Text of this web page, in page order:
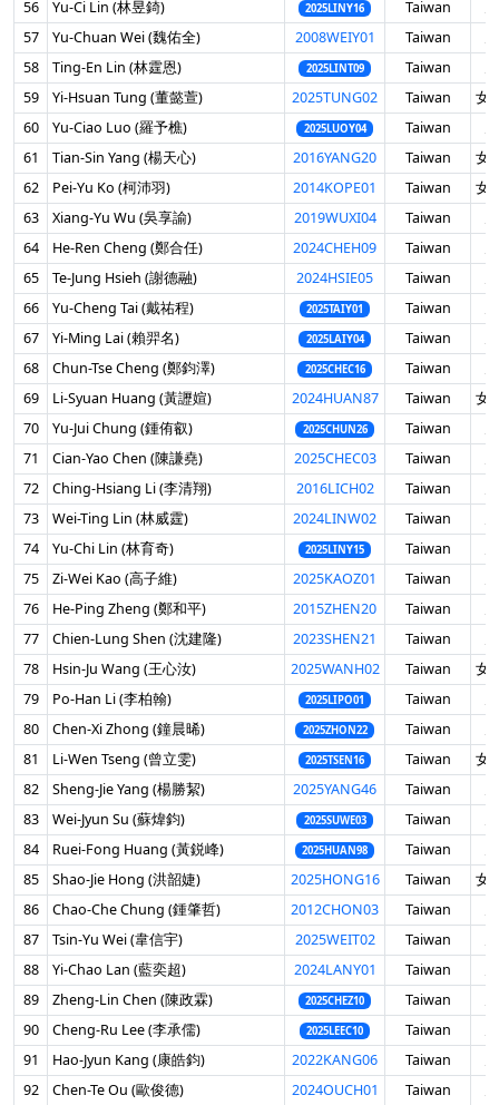
56
Yu-Ci Lin (林昱錡) 2025LINY16 Taiwan
57
Yu-Chuan Wei (魏佑全) 2008WEIY01 Taiwan
58
Ting-En Lin (林霆恩) 2025LINT09 Taiwan
59
Yi-Hsuan Tung (董懿萱) 2025TUNG02 Taiwan
女
60
Yu-Ciao Luo (羅予樵) 2025LUOY04 Taiwan
61
Tian-Sin Yang (楊天心) 2016YANG20 Taiwan
女
62
Pei-Yu Ko (柯沛羽) 2014KOPE01 Taiwan
女
63
Xiang-Yu Wu (吳享諭) 2019WUXI04 Taiwan
64
He-Ren Cheng (鄭合任) 2024CHEH09 Taiwan
65
Te-Jung Hsieh (謝德融) 2024HSIE05 Taiwan
66
Yu-Cheng Tai (戴祐程) 2025TAIY01 Taiwan
67
Yi-Ming Lai (賴羿名) 2025LAIY04 Taiwan
68
Chun-Tse Cheng (鄭鈞澤) 2025CHEC16 Taiwan
69
Li-Syuan Huang (黃讈媗) 2024HUAN87 Taiwan
女
70
Yu-Jui Chung (鍾侑叡) 2025CHUN26 Taiwan
71
Cian-Yao Chen (陳謙堯) 2025CHEC03 Taiwan
72
Ching-Hsiang Li (李清翔) 2016LICH02 Taiwan
73
Wei-Ting Lin (林威霆) 2024LINW02 Taiwan
74
Yu-Chi Lin (林育奇) 2025LINY15 Taiwan
75
Zi-Wei Kao (高子維) 2025KAOZ01 Taiwan
76
He-Ping Zheng (鄭和平) 2015ZHEN20 Taiwan
77
Chien-Lung Shen (沈建隆) 2023SHEN21 Taiwan
78
Hsin-Ju Wang (王心汝) 2025WANH02 Taiwan
女
79
Po-Han Li (李柏翰) 2025LIPO01 Taiwan
80
Chen-Xi Zhong (鐘晨晞) 2025ZHON22 Taiwan
81
Li-Wen Tseng (曾立雯) 2025TSEN16 Taiwan
女
82
Sheng-Jie Yang (楊勝絜) 2025YANG46 Taiwan
83
Wei-Jyun Su (蘇煒鈞) 2025SUWE03 Taiwan
84
Ruei-Fong Huang (黃鋭峰) 2025HUAN98 Taiwan
85
Shao-Jie Hong (洪韶婕) 2025HONG16 Taiwan
女
86
Chao-Che Chung (鍾肇哲) 2012CHON03 Taiwan
87
Tsin-Yu Wei (韋信宇) 2025WEIT02 Taiwan
88
Yi-Chao Lan (藍奕超) 2024LANY01 Taiwan
89
Zheng-Lin Chen (陳政霖) 2025CHEZ10 Taiwan
90
Cheng-Ru Lee (李承儒) 2025LEEC10 Taiwan
91
Hao-Jyun Kang (康皓鈞) 2022KANG06 Taiwan
92
Chen-Te Ou (歐俊德) 2024OUCH01 Taiwan